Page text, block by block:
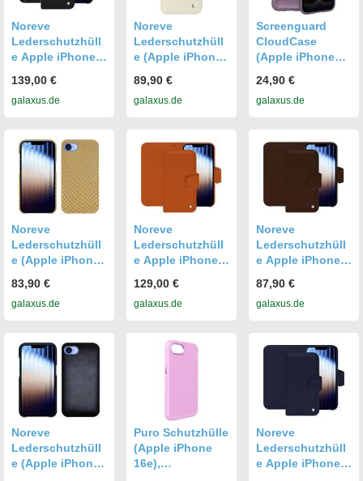
Noreve
Lederschutzhüll
e Apple iPhone
iPhone 16e),
Smartphone
139,00 €
galaxus.de
Noreve
Lederschutzhüll
e (Apple iPhone
Smartphone
Hülle, Weiss
89,90 €
galaxus.de
Screenguard
CloudCase
(Apple iPhone
Smartphone
Hülle, Violett
24,90 €
galaxus.de
Noreve
Lederschutzhüll
e (Apple iPhone
Smartphone
Hülle, Beige
83,90 €
galaxus.de
Noreve
Lederschutzhüll
e Apple iPhone
iPhone 16e),
Smartphone
129,00 €
galaxus.de
Noreve
Lederschutzhüll
e Apple iPhone
iPhone 16e),
Smartphone
87,90 €
galaxus.de
Noreve
Lederschutzhüll
e (Apple iPhone
Puro Schutzhülle
(Apple iPhone
16e),
Noreve
Lederschutzhüll
e Apple iPhone